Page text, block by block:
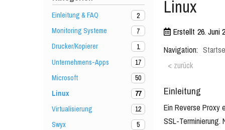
Einleitung & FAQ
2
Monitoring Systeme
7
Drucker/Kopierer
1
Unternehmens-Apps
17
Microsoft
50
Linux
77
Virtualisierung
12
Swyx
5
Linux
Erstellt 26. Juni
Navigation:
< zurück
Einleitung
Ein Reverse Proxy
SSL-Terminierung.